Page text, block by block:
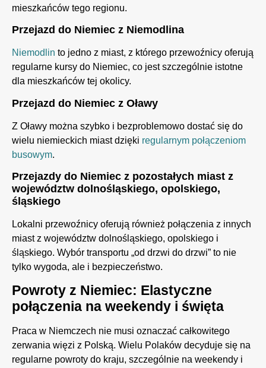
mieszkańców tego regionu.
Przejazd do Niemiec z Niemodlina
Niemodlin to jedno z miast, z którego przewoźnicy oferują
regularne kursy do Niemiec, co jest szczególnie istotne
dla mieszkańców tej okolicy.
Przejazd do Niemiec z Oławy
Z Oławy można szybko i bezproblemowo dostać się do
wielu niemieckich miast dzięki regularnym połączeniom
busowym.
Przejazdy do Niemiec z pozostałych miast z
województw dolnośląskiego, opolskiego,
śląskiego
Lokalni przewoźnicy oferują również połączenia z innych
miast z województw dolnośląskiego, opolskiego i
śląskiego. Wybór transportu „od drzwi do drzwi” to nie
tylko wygoda, ale i bezpieczeństwo.
Powroty z Niemiec: Elastyczne
połączenia na weekendy i święta
Praca w Niemczech nie musi oznaczać całkowitego
zerwania więzi z Polską. Wielu Polaków decyduje się na
regularne powroty do kraju, szczególnie na weekendy i